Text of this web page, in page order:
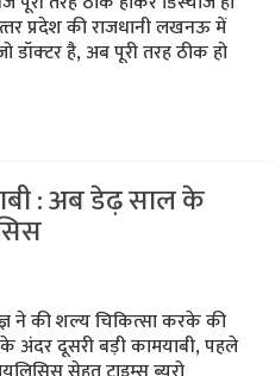
प्रदेश की राजधानी लखनऊ में
डॉक्‍टर है, अब पूरी तरह ठीक हो
: अब डेढ़ साल के
ने की शल्‍य चिकित्‍सा करके की
के अंदर दूसरी बड़ी कामयाबी, पहले